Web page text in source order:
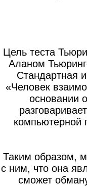
Цель теста
Аланом
Стандартная
«Человек
основании
компьютерной
Таким образом,
с ним, что она
сможет